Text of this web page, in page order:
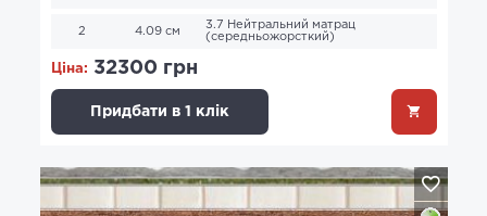
2 4.09 см
3.7 Нейтральний матрац
(середньожорсткий)
Ціна: 32300 грн
Придбати в 1 клік